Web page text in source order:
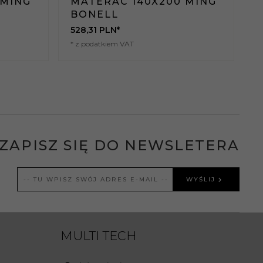
BONELL
528,31 PLN*
* z podatkiem VAT
ZAPISZ SIĘ DO NEWSLETERA
WYŚLIJ
MULTI TECH